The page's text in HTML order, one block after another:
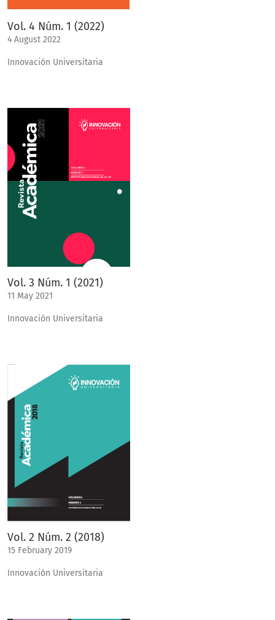
Vol. 4 Núm. 1 (2022)
4 August 2022
Innovación Universitaria
Vol. 3 Núm. 1 (2021)
11 May 2021
Innovación Universitaria
Vol. 2 Núm. 2 (2018)
15 February 2019
Innovación Universitaria